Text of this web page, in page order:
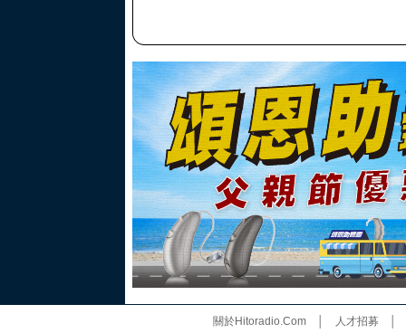
關於Hitoradio.Com│ 人才招募